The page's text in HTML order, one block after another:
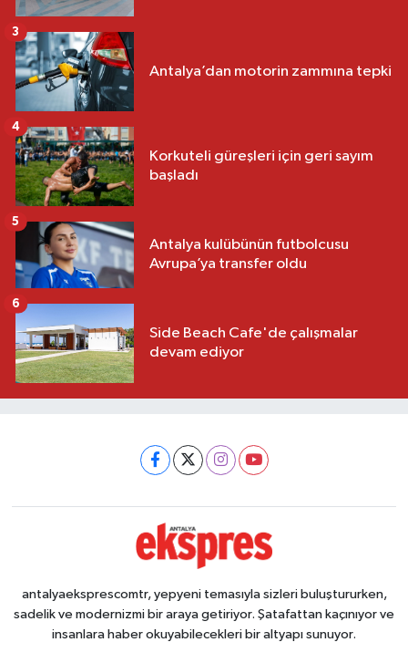
Antalya’dan motorin zammına tepki
3
Korkuteli güreşleri için geri sayım
başladı
4
Antalya kulübünün futbolcusu
Avrupa’ya transfer oldu
5
Side Beach Cafe'de çalışmalar
devam ediyor
6
antalyaeksprescomtr, yepyeni temasıyla sizleri buluştururken,
sadelik ve modernizmi bir araya getiriyor. Şatafattan kaçınıyor ve
insanlara haber okuyabilecekleri bir altyapı sunuyor.